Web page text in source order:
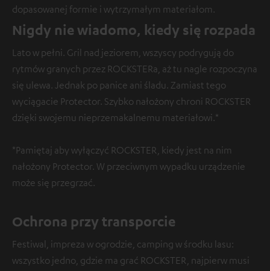
dopasowanej formie i wytrzymałym materiałom.
Nigdy nie wiadomo, kiedy się rozpada
Lato w pełni. Gril nad jeziorem, wszyscy podrygują do
rytmów granych przez ROCKSTERa, aż tu nagle rozpoczyna
się ulewa. Jednak po panice ani śladu. Zamiast tego
wyciągacie Protector. Szybko nałożony chroni ROCKSTER
dzięki swojemu nieprzemakalnemu materiałowi.*
*Pamiętaj aby wyłączyć ROCKSTER, kiedy jest na nim
nałożony Protector. W przeciwnym wypadku urządzenie
może się przegrzać.
Ochrona przy transporcie
Festiwal, impreza w ogrodzie, camping w środku lasu:
wszystko jedno, gdzie ma grać ROCKSTER, najpierw musi